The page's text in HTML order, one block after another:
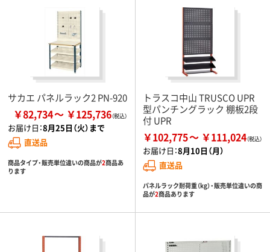
サカエ パネルラック2 PN-920
￥82,734 ￥125,736
お届け日：8月25日（火）まで
直送品
商品タイプ・販売単位違いの商品が2商品あ
ります
トラスコ中山 TRUSCO UPR
型パンチングラック 棚板2段
付 UPR
￥102,775 ￥111,024
お届け日：8月10日（月）
直送品
パネルラック耐荷重（kg）・販売単位違いの商
品が2商品あります